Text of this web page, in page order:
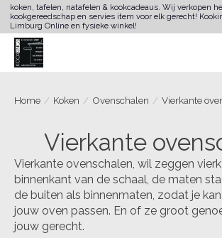
koken, tafelen, natafelen & kookcadeaus. Wij verkopen
kookgereedschap en servies item voor elk gerecht!
Limburg Online en fysieke winkel!
Home / Koken / Ovenschalen / Vierkante
Vierkante
Vierkante ovenschalen, wil zeggen
binnenkant van de schaal, de maten
de buiten als binnenmaten, zodat je
jouw oven passen. En of ze groot
jouw gerecht.